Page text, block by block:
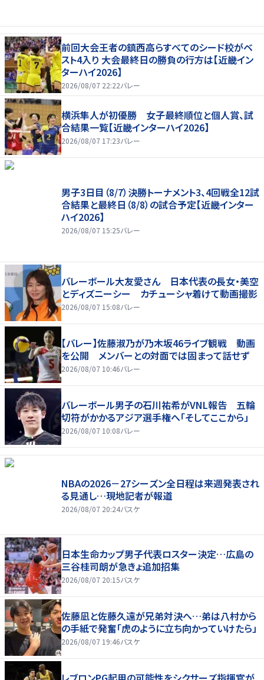
前回大会王者の鎮西高らすべてのシード校がベ
スト4入り 大会最終日の勝負の行方は【近畿イン
ターハイ2026】
2026/08/07 22:22バレー
横浜隼人が初優勝 女子最終順位と個人賞、試
合結果一覧【近畿インターハイ2026】
2026/08/07 17:23バレー
男子3日目（8/7）決勝トーナメント3、4回戦全12試
合結果と最終日（8/8）の試合予定【近畿インター
ハイ2026】
2026/08/07 15:25バレー
バレーボール大友愛さん 日本代表の長女・美空
とディズニーシー カチューシャ着けて動画撮影
2026/08/07 15:08バレー
【バレー】佐藤淑乃が乃木坂46ライブ観戦 動画
を公開 メンバーとの対面では固まって話せず
2026/08/07 10:46バレー
バレーボール男子の石川祐希がVNL報告 五輪
切符がかかるアジア選手権へ「そしてここから」
2026/08/07 10:08バレー
NBAの2026－27シーズン全日程は来週発表され
る見通し…現地記者が報道
2026/08/07 20:24バスケ
日本生命カップ男子代表ロスター決定…広島の
三谷桂司朗が急きょ追加招集
2026/08/07 20:15バスケ
佐藤凪と佐藤久遠が兄弟対決へ…弟は八村から
の手紙で発奮「虎のように立ち向かっていけたら」
2026/08/07 19:46バスケ